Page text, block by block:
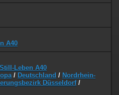
A40
Still-Leben A40
/ Deutschland / Nordrhein-
Düsseldorf/